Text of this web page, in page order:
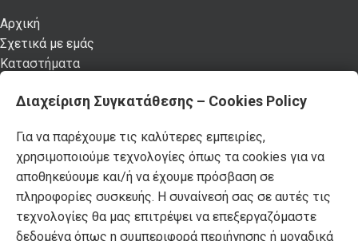
Αρχική
Σχετικά με εμάς
Καταστήματα
Κατάλογος επίπλων MSA
Επικοινωνία
Πρόσφατα Άρθρα
Τελικές χειμερινές εκπτώσεις -50% σε όλα τα
προϊόντα!
Διαχείριση Συγκατάθεσης – Cookies Policy
Για να παρέχουμε τις καλύτερες εμπειρίες,
χρησιμοποιούμε τεχνολογίες όπως τα cookies για να
αποθηκεύουμε και/ή να έχουμε πρόσβαση σε
πληροφορίες συσκευής. Η συναίνεσή σας σε αυτές τις
τεχνολογίες θα μας επιτρέψει να επεξεργαζόμαστε
δεδομένα όπως η συμπεριφορά περιήγησης ή μοναδικά